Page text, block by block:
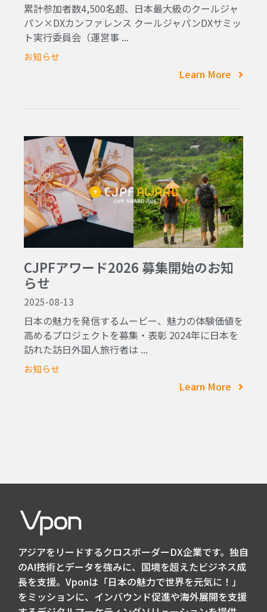
累計参加者数4,500名超、日本最大級のクールジャ
パン×DXカンファレンス クールジャパンDXサミッ
ト実行委員会（運営事 ...
お知らせ
Learn More
CJPFアワード2026 募集開始のお知
らせ
2025-08-13
日本の魅力を発信するムービー、魅力の体験価値を
高めるプロジェクトを募集・表彰 2024年に日本を
訪れた訪日外国人旅行者は ...
お知らせ
Learn More
アジアをリードするクロスボーダーDX企業です。独自
のAI技術とデータを強みに、国境を超えたビジネス成
長を支援。Vponは「日本の魅力で世界を元気に！」
をミッションに、インバウンド促進や海外展開を支援